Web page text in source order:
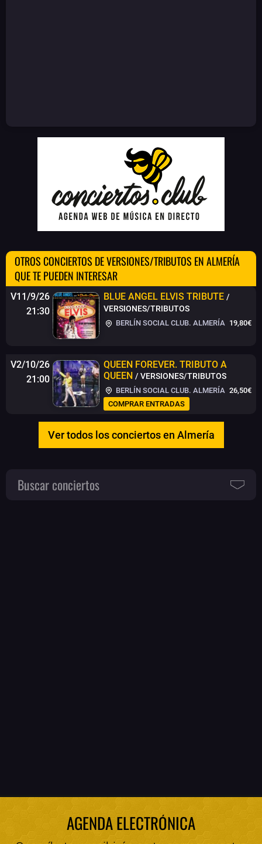
OTROS CONCIERTOS DE VERSIONES/TRIBUTOS EN ALMERÍA
QUE TE PUEDEN INTERESAR
V11/9/26
21:30
BLUE ANGEL ELVIS TRIBUTE /
VERSIONES/TRIBUTOS
BERLÍN SOCIAL CLUB. ALMERÍA 19,80€
V2/10/26
21:00
QUEEN FOREVER. TRIBUTO A
QUEEN / VERSIONES/TRIBUTOS
BERLÍN SOCIAL CLUB. ALMERÍA 26,50€
COMPRAR ENTRADAS
Ver todos los conciertos en Almería
Buscar conciertos
AGENDA ELECTRÓNICA